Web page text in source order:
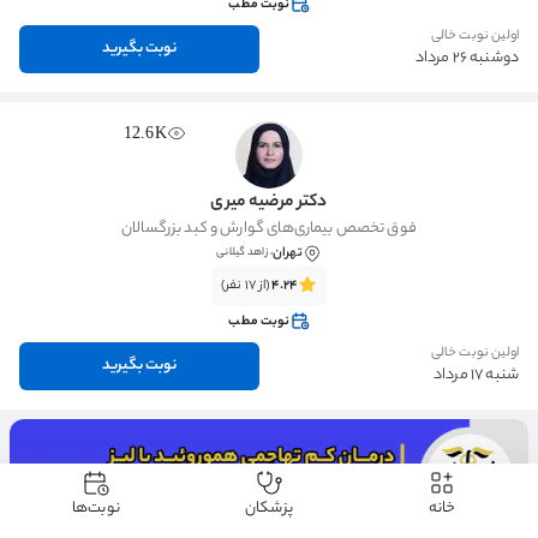
نوبت مطب
اولین نوبت خالی
دوشنبه 26 مرداد نوبت بگیرید
12.6K
دکتر مرضیه میری
فوق تخصص بیماری‌های گوارش و کبد بزرگسالان
تهران، زاهد گیلانی
4.24(از 17 نفر)
نوبت مطب
اولین نوبت خالی
شنبه 17 مرداد نوبت بگیرید
خانه پزشکان نوبت‌ها